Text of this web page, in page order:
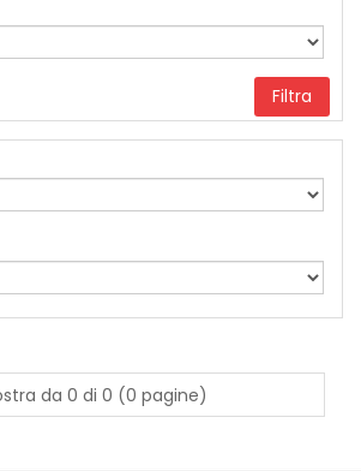
Filtra
da 0 di 0 (0 pagine)